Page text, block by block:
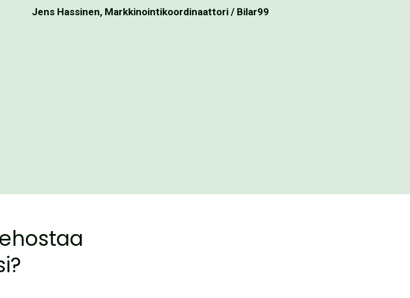
Jens Hassinen, Markkinointikoordinaattori / Bilar99